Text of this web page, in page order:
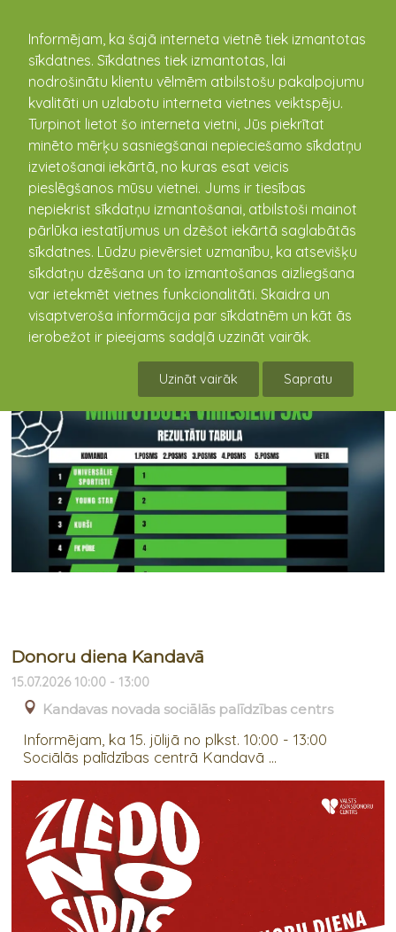
Informējam, ka šajā interneta vietnē tiek izmantotas
sīkdatnes. Sīkdatnes tiek izmantotas, lai
nodrošinātu klientu vēlmēm atbilstošu pakalpojumu
kvalitāti un uzlabotu interneta vietnes veiktspēju.
Turpinot lietot šo interneta vietni, Jūs piekrītat
minēto mērķu sasniegšanai nepieciešamo sīkdatņu
izvietošanai iekārtā, no kuras esat veicis
pieslēgšanos mūsu vietnei. Jums ir tiesības
nepiekrist sīkdatņu izmantošanai, atbilstoši mainot
pārlūka iestatījumus un dzēšot iekārtā saglabātās
sīkdatnes. Lūdzu pievērsiet uzmanību, ka atsevišķu
sīkdatņu dzēšana un to izmantošanas aizliegšana
var ietekmēt vietnes funkcionalitāti. Skaidra un
visaptveroša informācija par sīkdatnēm un kāt ās
ierobežot ir pieejams sadaļā uzzināt vairāk.
Uzināt vairāk Sapratu
kandava.lv
Aktualitātes
Kandavas atkālātā minifutbola čempionāta
1.posma rezultāti
09.07.2026
Donoru diena Kandavā
15.07.2026 10:00 - 13:00
Kandavas novada sociālās palīdzības centrs
Informējam, ka 15. jūlijā no plkst. 10:00 - 13:00
Sociālās palīdzības centrā Kandavā ...